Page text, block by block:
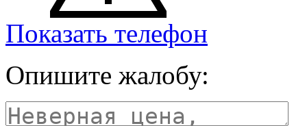
Показать телефон
Опишите жалобу: